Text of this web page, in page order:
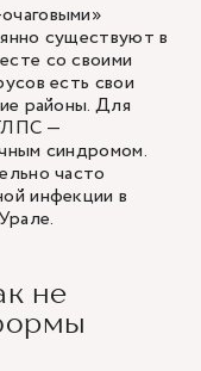
существуют в
со своими
есть свои
районы. Для
—
синдромом.
часто
инфекции в
не